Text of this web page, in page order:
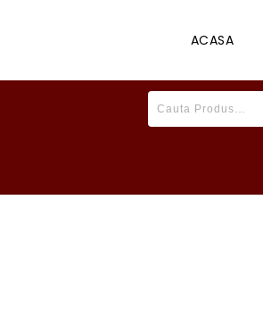
ACASA